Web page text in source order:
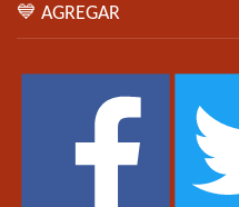
💙 AGREGAR